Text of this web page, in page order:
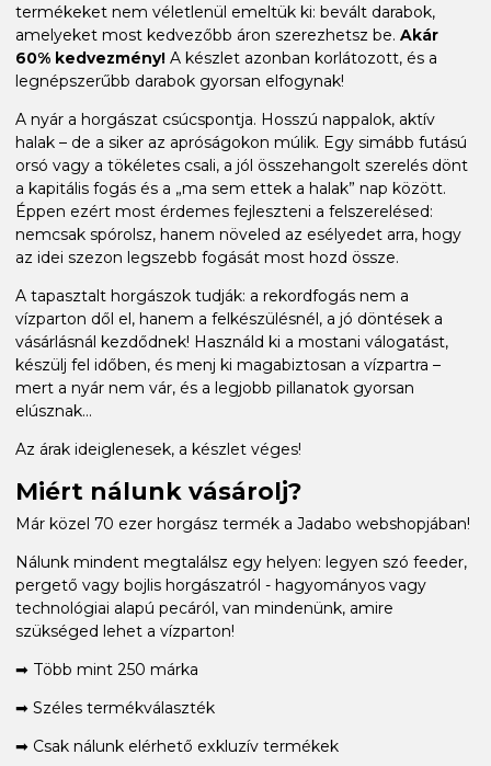
termékeket nem véletlenül emeltük ki: bevált darabok,
amelyeket most kedvezőbb áron szerezhetsz be. Akár
60% kedvezmény! A készlet azonban korlátozott, és a
legnépszerűbb darabok gyorsan elfogynak!
A nyár a horgászat csúcspontja. Hosszú nappalok, aktív
halak – de a siker az apróságokon múlik. Egy simább futású
orsó vagy a tökéletes csali, a jól összehangolt szerelés dönt
a kapitális fogás és a „ma sem ettek a halak” nap között.
Éppen ezért most érdemes fejleszteni a felszerelésed:
nemcsak spórolsz, hanem növeled az esélyedet arra, hogy
az idei szezon legszebb fogását most hozd össze.
A tapasztalt horgászok tudják: a rekordfogás nem a
vízparton dől el, hanem a felkészülésnél, a jó döntések a
vásárlásnál kezdődnek! Használd ki a mostani válogatást,
készülj fel időben, és menj ki magabiztosan a vízpartra –
mert a nyár nem vár, és a legjobb pillanatok gyorsan
elúsznak...
Az árak ideiglenesek, a készlet véges!
Miért nálunk vásárolj?
Már közel 70 ezer horgász termék a Jadabo webshopjában!
Nálunk mindent megtalálsz egy helyen: legyen szó feeder,
pergető vagy bojlis horgászatról - hagyományos vagy
technológiai alapú pecáról, van mindenünk, amire
szükséged lehet a vízparton!
➡ Több mint 250 márka
➡ Széles termékválaszték
➡ Csak nálunk elérhető exkluzív termékek